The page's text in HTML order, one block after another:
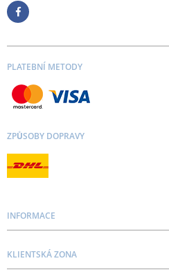
PLATEBNÍ METODY
ZPŮSOBY DOPRAVY
INFORMACE
Kontakt
KLIENTSKÁ ZONA